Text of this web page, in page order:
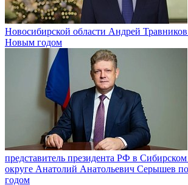
Новосибирской области Андрей Травников
Новым годом
представитель президента РФ в
округе Анатолий Анатольевич Серышев
годом